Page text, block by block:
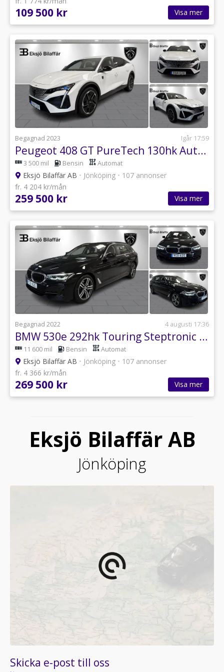
109 500 kr Visa mer
Begagnad 2023 Igår 17:59
Peugeot 408 GT PureTech 130hk Automat *Kamera, GPS, PDC*
3 500 mil Bensin Automat
Eksjö Bilaffär AB • Jönköping • 107 annonser
fr. 4 204 kr/mån
259 500 kr Visa mer
Begagnad 2022 4 augusti 17:36
BMW 530e 292hk Touring Steptronic Plug-In-Hybrid*Kamera,GPS,PDC*
11 600 mil Bensin Automat
Eksjö Bilaffär AB • Jönköping • 107 annonser
fr. 4 366 kr/mån
269 500 kr Visa mer
Eksjö Bilaffär AB
Jönköping
Skicka e-post till oss